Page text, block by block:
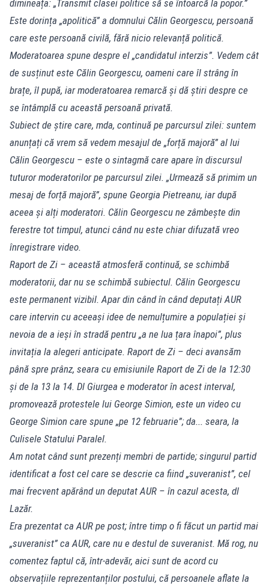
dimineața: „Transmit clasei politice să se întoarcă la popor.”
Este dorința „apolitică” a domnului Călin Georgescu, persoană
care este persoană civilă, fără nicio relevanță politică.
Moderatoarea spune despre el „candidatul interzis”. Vedem cât
de susținut este Călin Georgescu, oameni care îl strâng în
brațe, îl pupă, iar moderatoarea remarcă și dă știri despre ce
se întâmplă cu această persoană privată.
Subiect de știre care, mda, continuă pe parcursul zilei: suntem
anunțați că vrem să vedem mesajul de „forță majoră” al lui
Călin Georgescu – este o sintagmă care apare în discursul
tuturor moderatorilor pe parcursul zilei. „Urmează să primim un
mesaj de forță majoră”, spune Georgia Pietreanu, iar după
aceea și alți moderatori. Călin Georgescu ne zâmbește din
ferestre tot timpul, atunci când nu este chiar difuzată vreo
înregistrare video.
Raport de Zi – această atmosferă continuă, se schimbă
moderatorii, dar nu se schimbă subiectul. Călin Georgescu
este permanent vizibil. Apar din când în când deputați AUR
care intervin cu aceeași idee de nemulțumire a populației și
nevoia de a ieși în stradă pentru „a ne lua țara înapoi”, plus
invitația la alegeri anticipate. Raport de Zi – deci avansăm
până spre prânz, seara cu emisiunile Raport de Zi de la 12:30
și de la 13 la 14. Dl Giurgea e moderator în acest interval,
promovează protestele lui George Simion, este un video cu
George Simion care spune „pe 12 februarie”; da... seara, la
Culisele Statului Paralel.
Am notat când sunt prezenți membri de partide; singurul partid
identificat a fost cel care se descrie ca fiind „suveranist”, cel
mai frecvent apărând un deputat AUR – în cazul acesta, dl
Lazăr.
Era prezentat ca AUR pe post; între timp o fi făcut un partid mai
„suveranist” ca AUR, care nu e destul de suveranist. Mă rog, nu
comentez faptul că, într-adevăr, aici sunt de acord cu
observațiile reprezentanților postului, că persoanele aflate la